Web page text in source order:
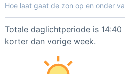
Hoe laat gaat de zon op en onder
Totale daglichtperiode is 14:40
korter dan vorige week.